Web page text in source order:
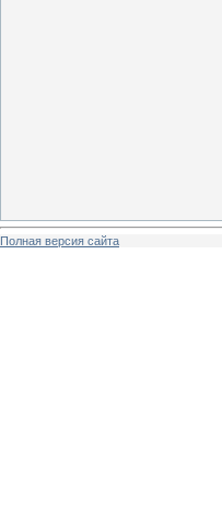
Полная версия сайта